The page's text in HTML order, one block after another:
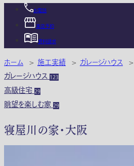
お電話
来店予約
資料請求
ホーム > 施工実績 > ガレージハウス >
ガレージハウス123
高級住宅29
眺望を楽しむ家29
寝屋川の家・大阪